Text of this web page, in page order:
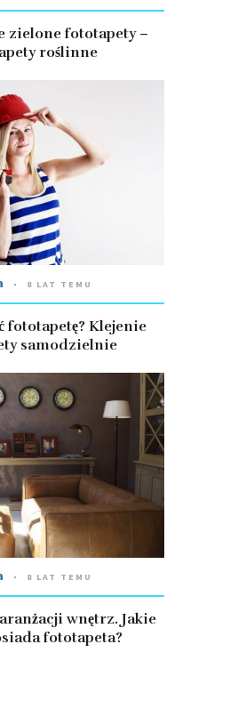
zielone fototapety –
roślinne
8 LAT TEMU
fototapetę? Klejenie
samodzielnie
8 LAT TEMU
wnętrz. Jakie
fototapeta?